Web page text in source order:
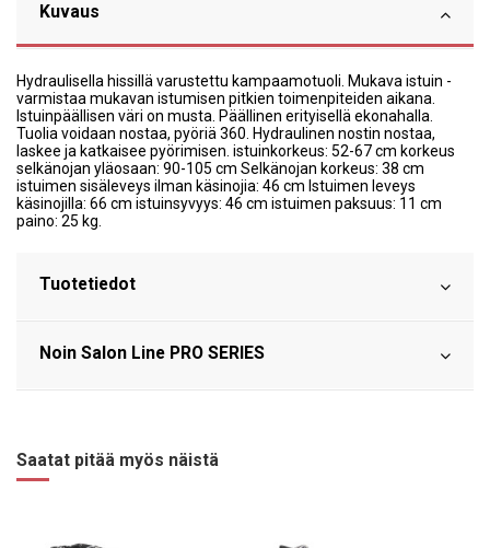
Kuvaus
Hydraulisella hissillä varustettu kampaamotuoli. Mukava istuin -
varmistaa mukavan istumisen pitkien toimenpiteiden aikana.
Istuinpäällisen väri on musta. Päällinen erityisellä ekonahalla.
Tuolia voidaan nostaa, pyöriä 360. Hydraulinen nostin nostaa,
laskee ja katkaisee pyörimisen. istuinkorkeus: 52-67 cm korkeus
selkänojan yläosaan: 90-105 cm Selkänojan korkeus: 38 cm
istuimen sisäleveys ilman käsinojia: 46 cm Istuimen leveys
käsinojilla: 66 cm istuinsyvyys: 46 cm istuimen paksuus: 11 cm
paino: 25 kg.
Tuotetiedot
Noin Salon Line PRO SERIES
Saatat pitää myös näistä